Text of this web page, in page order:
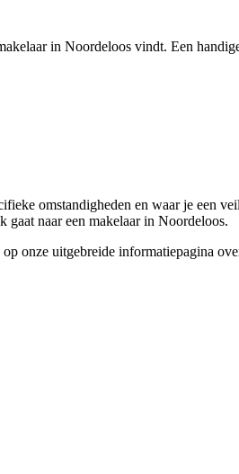
in Noordeloos vindt. Een
omstandigheden en waar je een
gaat naar een makelaar in Noordeloos.
onze uitgebreide informatiepagina